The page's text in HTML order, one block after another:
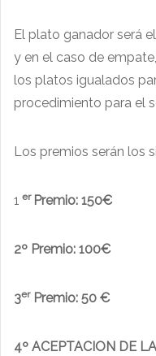
El plato ganador será
y en el caso de
los platos igualados
procedimiento para el
Los premios serán los
1 er Premio: 150€
2º Premio: 100€
3erPremio: 50 €
4º ACEPTACION DE